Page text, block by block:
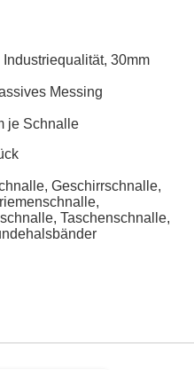
30mm
Messing
je Schnalle
Geschirrschnalle,
Taschenschnalle,